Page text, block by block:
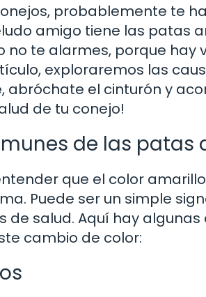
probablemente te
amigo tiene las patas
no te alarmes, porque hay
exploraremos las
abróchate el cinturón y
de tu conejo!
de las patas
que el color
Puede ser un simple
de salud. Aquí hay
cambio de color: